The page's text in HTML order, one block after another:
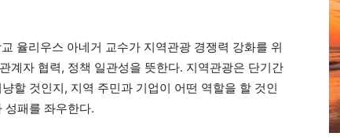
율리우스 아네거 교수가 지역관광 경쟁력 강화를 위
계자 협력, 정책 일관성을 뜻한다. 지역관광은 단기간
할 것인지, 지역 주민과 기업이 어떤 역할을 할 것인
성패를 좌우한다.